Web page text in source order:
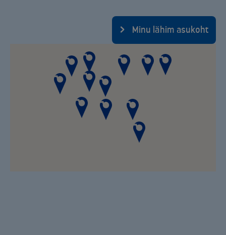
Minu lähim asukoht